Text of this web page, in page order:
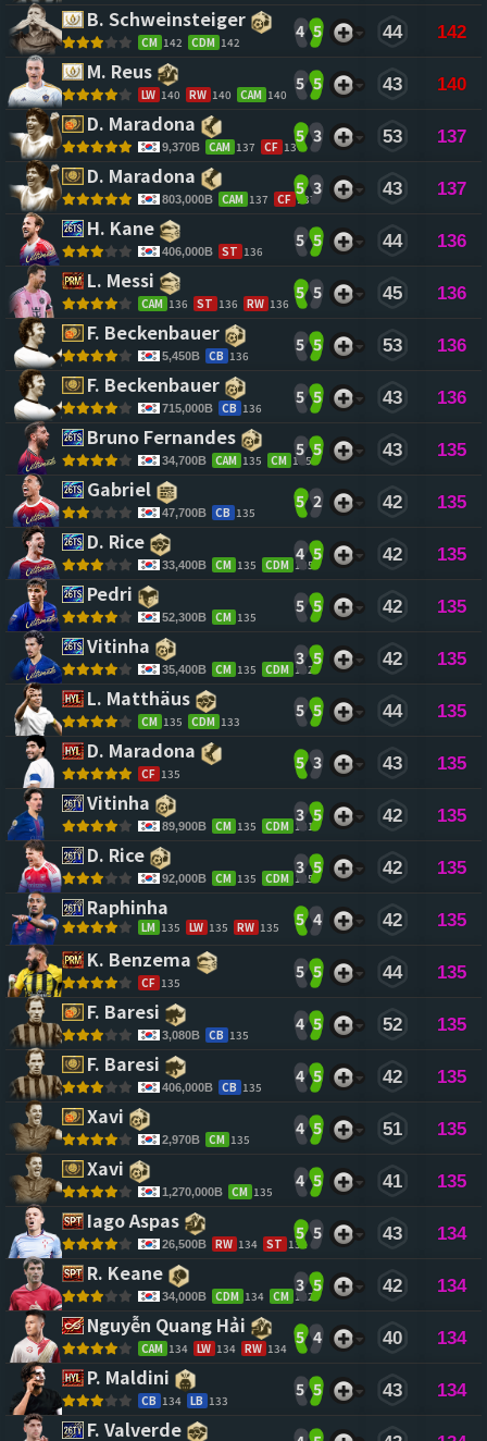
B. Schweinsteiger
CM 142 CDM 142
4 5 44 142
M. Reus
LW 140 RW 140 CAM 140
5 5 43 140
D. Maradona
9,370B CAM 137 CF 137
5 3 53 137
D. Maradona
803,000B CAM 137 CF 137
5 3 43 137
H. Kane
406,000B ST 136
5 5 44 136
L. Messi
CAM 136 ST 136 RW 136
5 5 45 136
F. Beckenbauer
5,450B CB 136
5 5 53 136
F. Beckenbauer
715,000B CB 136
5 5 43 136
Bruno Fernandes
34,700B CAM 135 CM 135
5 5 43 135
Gabriel
47,700B CB 135
5 2 42 135
D. Rice
33,400B CM 135 CDM 135
4 5 42 135
Pedri
52,300B CM 135
5 5 42 135
Vitinha
35,400B CM 135 CDM 132
3 5 42 135
L. Matthäus
CM 135 CDM 133
5 5 44 135
D. Maradona
CF 135
5 3 43 135
Vitinha
89,900B CM 135 CDM 131
3 5 42 135
D. Rice
92,000B CM 135 CDM 135
3 5 42 135
Raphinha
LM 135 LW 135 RW 135 5 4 42 135
K. Benzema
CF 135
5 5 44 135
F. Baresi
3,080B CB 135
4 5 52 135
F. Baresi
406,000B CB 135
4 5 42 135
Xavi
2,970B CM 135
4 5 51 135
Xavi
1,270,000B CM 135
4 5 41 135
Iago Aspas
26,500B RW 134 ST 132
5 5 43 134
R. Keane
34,000B CDM 134 CM 132
3 5 42 134
Nguyễn Quang Hải
CAM 134 LW 134 RW 134
5 4 40 134
P. Maldini
CB 134 LB 133
5 5 43 134
F. Valverde